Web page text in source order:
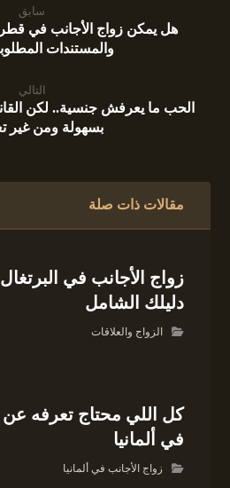
سابق
هل يمكن زواج الأجانب في قطر
والمستندات
التالي
الحب ما يعرفش جنسية.. لكن
بسهولة ومن غير
مقالات ذات صلة
زواج الأجانب في
دليلك الشامل
الزواج والعلاقات
كل اللي محتاج تعرفه عن
في ألمانيا
زواج الأجانب في ألمانيا